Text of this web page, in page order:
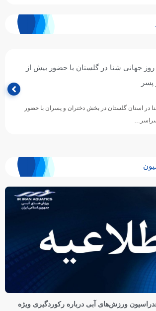
جهانی شنا در گلستان با حضور بیش از
در استان گلستان در بخش دختران و پسران با حضور
فدراسیون ورزش‌های آبی درباره رکوردگیری ویژه